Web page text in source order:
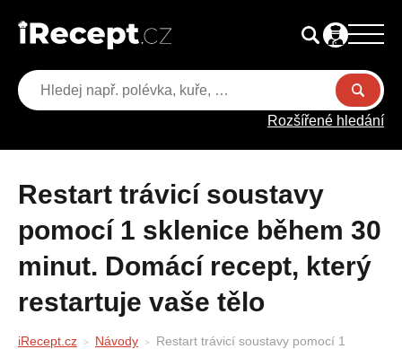
Rozšířené hledání
Restart trávicí soustavy
pomocí 1 sklenice během 30
minut. Domácí recept, který
restartuje vaše tělo
iRecept.cz Návody
Restart trávicí soustavy pomocí 1